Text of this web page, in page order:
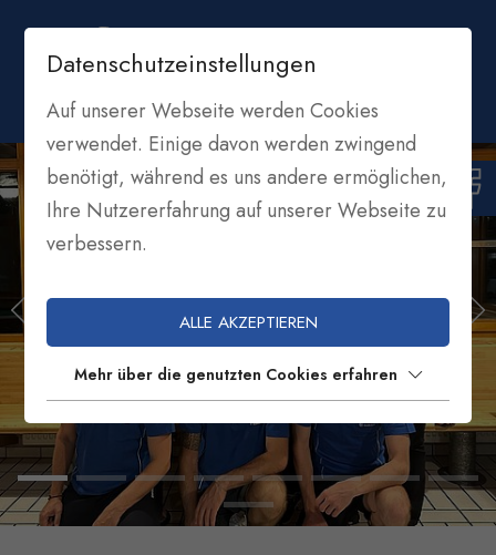
Datenschutzeinstellungen
Auf unserer Webseite werden Cookies
verwendet. Einige davon werden zwingend
benötigt, während es uns andere ermöglichen,
Ihre Nutzererfahrung auf unserer Webseite zu
verbessern.
ALLE AKZEPTIEREN
Mehr über die genutzten Cookies erfahren